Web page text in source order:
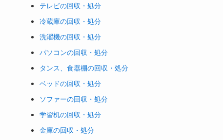
テレビの回収・処分
冷蔵庫の回収・処分
洗濯機の回収・処分
パソコンの回収・処分
タンス、食器棚の回収・処分
ベッドの回収・処分
ソファーの回収・処分
学習机の回収・処分
金庫の回収・処分